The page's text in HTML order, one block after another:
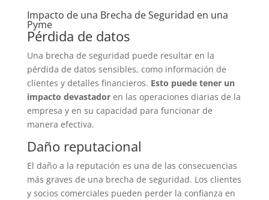
Impacto de una Brecha de Seguridad en una
Pyme
Pérdida de datos
Una brecha de seguridad puede resultar en la
pérdida de datos sensibles, como información de
clientes y detalles financieros. Esto puede tener un
impacto devastadoren las operaciones diarias de la
empresa y en su capacidad para funcionar de
manera efectiva.
Daño reputacional
El daño a la reputación es una de las consecuencias
más graves de una brecha de seguridad. Los clientes
y socios comerciales pueden perder la confianza en